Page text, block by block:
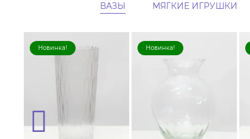
ВАЗЫ МЯГКИЕ ИГРУШКИ
Новинка! Новинка!